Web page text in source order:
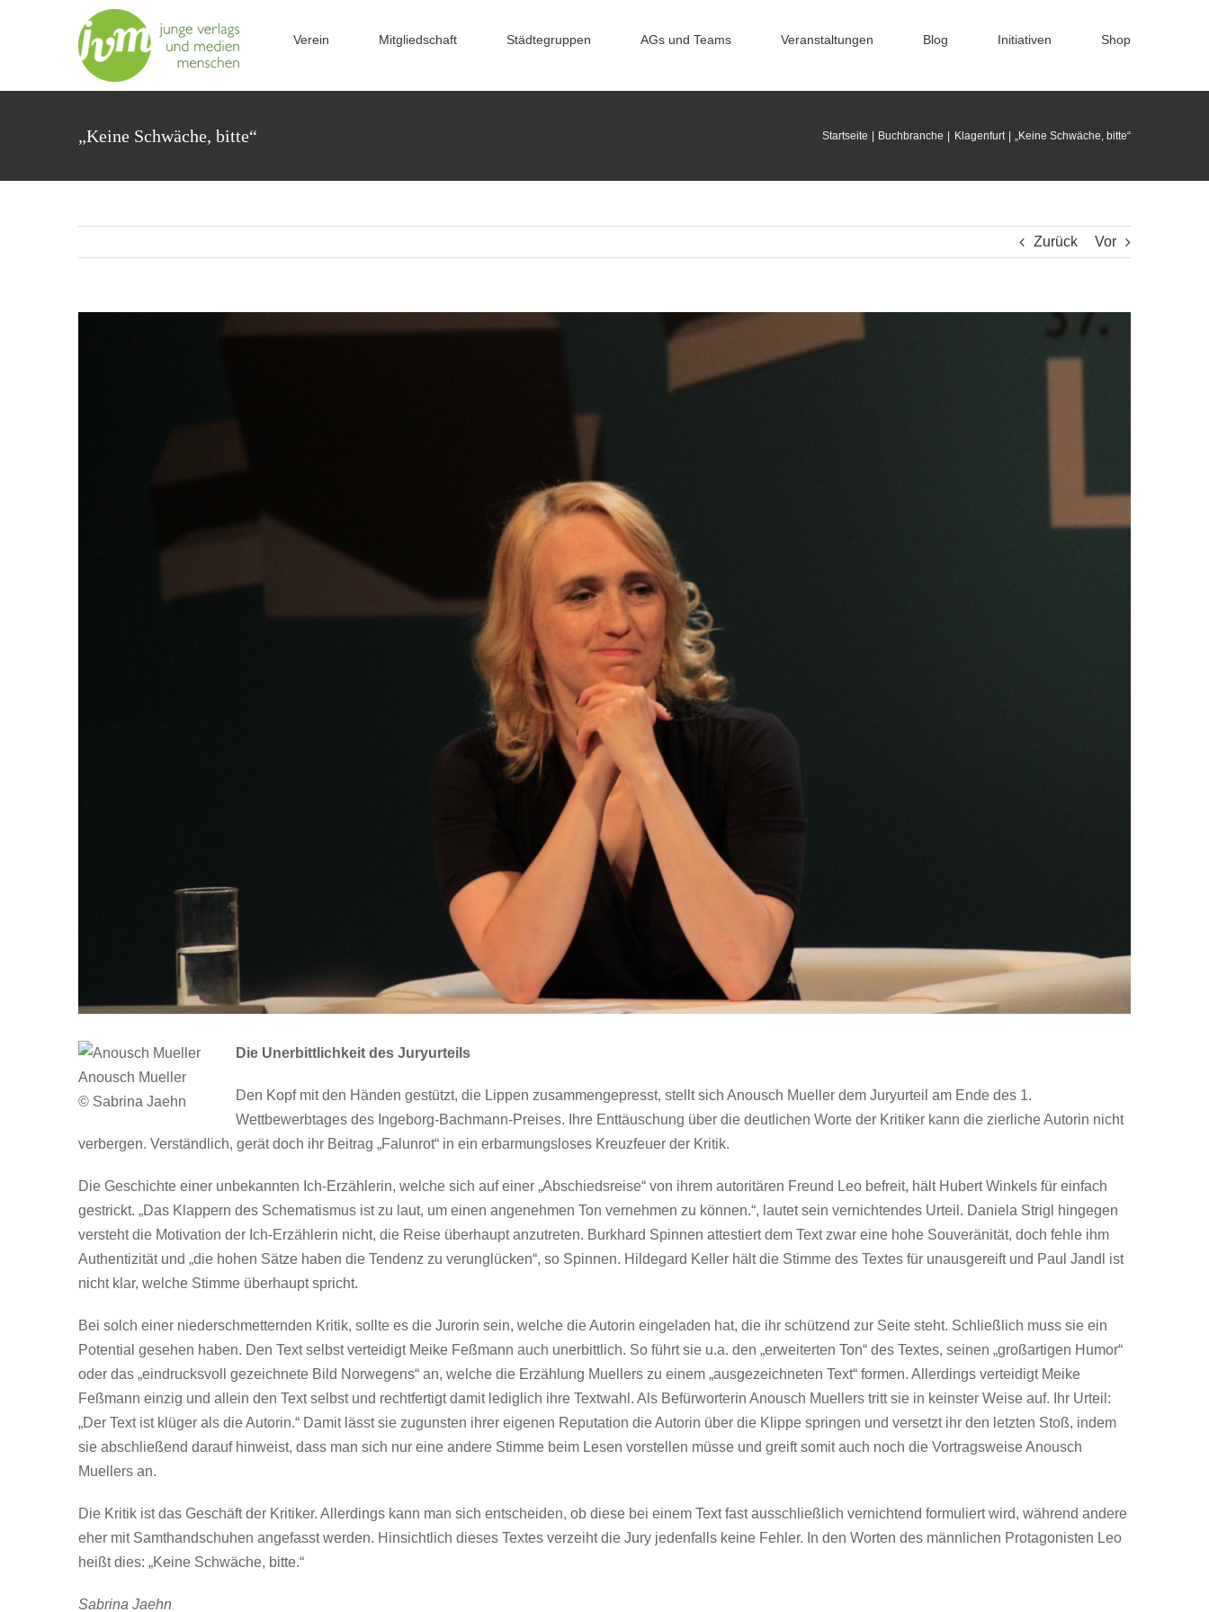
Verein Mitgliedschaft Städtegruppen AGs und Teams Veranstaltungen Blog Initiativen Shop
„Keine Schwäche, bitte“ Startseite Buchbranche Klagenfurt „Keine Schwäche, bitte“
Zurück Vor
Anousch Mueller
© Sabrina Jaehn
Die Unerbittlichkeit des Juryurteils
Den Kopf mit den Händen gestützt, die Lippen zusammengepresst, stellt sich Anousch Mueller dem Juryurteil am Ende des 1.
Wettbewerbtages des Ingeborg-Bachmann-Preises. Ihre Enttäuschung über die deutlichen Worte der Kritiker kann die zierliche Autorin nicht
verbergen. Verständlich, gerät doch ihr Beitrag „Falunrot“ in ein erbarmungsloses Kreuzfeuer der Kritik.
Die Geschichte einer unbekannten Ich-Erzählerin, welche sich auf einer „Abschiedsreise“ von ihrem autoritären Freund Leo befreit, hält Hubert Winkels für einfach
gestrickt. „Das Klappern des Schematismus ist zu laut, um einen angenehmen Ton vernehmen zu können.“, lautet sein vernichtendes Urteil. Daniela Strigl hingegen
versteht die Motivation der Ich-Erzählerin nicht, die Reise überhaupt anzutreten. Burkhard Spinnen attestiert dem Text zwar eine hohe Souveränität, doch fehle ihm
Authentizität und „die hohen Sätze haben die Tendenz zu verunglücken“, so Spinnen. Hildegard Keller hält die Stimme des Textes für unausgereift und Paul Jandl ist
nicht klar, welche Stimme überhaupt spricht.
Bei solch einer niederschmetternden Kritik, sollte es die Jurorin sein, welche die Autorin eingeladen hat, die ihr schützend zur Seite steht. Schließlich muss sie ein
Potential gesehen haben. Den Text selbst verteidigt Meike Feßmann auch unerbittlich. So führt sie u.a. den „erweiterten Ton“ des Textes, seinen „großartigen Humor“
oder das „eindrucksvoll gezeichnete Bild Norwegens“ an, welche die Erzählung Muellers zu einem „ausgezeichneten Text“ formen. Allerdings verteidigt Meike
Feßmann einzig und allein den Text selbst und rechtfertigt damit lediglich ihre Textwahl. Als Befürworterin Anousch Muellers tritt sie in keinster Weise auf. Ihr Urteil:
„Der Text ist klüger als die Autorin.“ Damit lässt sie zugunsten ihrer eigenen Reputation die Autorin über die Klippe springen und versetzt ihr den letzten Stoß, indem
sie abschließend darauf hinweist, dass man sich nur eine andere Stimme beim Lesen vorstellen müsse und greift somit auch noch die Vortragsweise Anousch
Muellers an.
Die Kritik ist das Geschäft der Kritiker. Allerdings kann man sich entscheiden, ob diese bei einem Text fast ausschließlich vernichtend formuliert wird, während andere
eher mit Samthandschuhen angefasst werden. Hinsichtlich dieses Textes verzeiht die Jury jedenfalls keine Fehler. In den Worten des männlichen Protagonisten Leo
heißt dies: „Keine Schwäche, bitte.“
Sabrina Jaehn